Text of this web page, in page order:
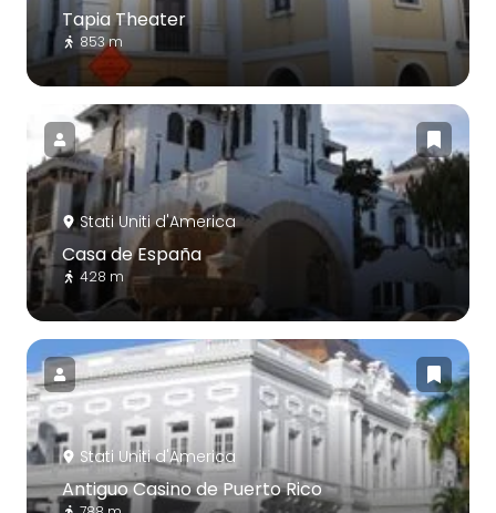
Tapia Theater
853 m
Stati Uniti d'America
Casa de España
428 m
Stati Uniti d'America
Antiguo Casino de Puerto Rico